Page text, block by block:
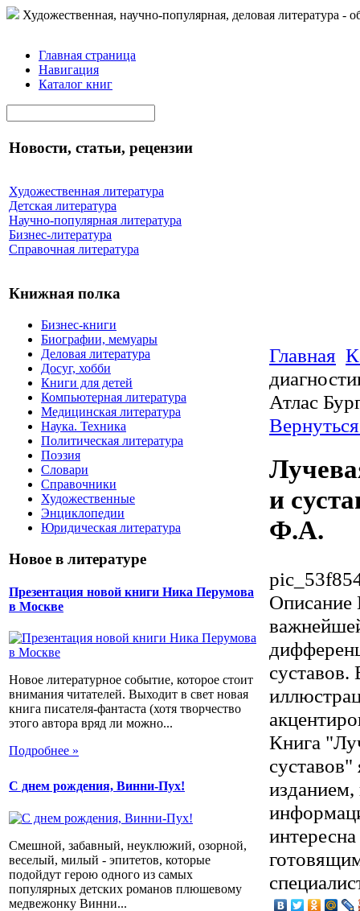
Художественная, научно-популярная, деловая литература -
Главная страница
Навигация
Каталог книг
Новости, статьи, рецензии
Художественная литература
Детская литература
Научно-популярная литература
Бизнес-литература
Справочная литература
Книжная полка
Бизнес-книги
Биографии, мемуары
Деловая литература
Досуг, хобби
Книги для детей
Компьютерная литература
Медицинская литература
Наука. Техника
Политическая литература
Поэзия
Словари
Справочники
Художественные
Энциклопедии
Юридическая литература
Новое в литературе
Презентация новой книги Ника Перумова
в Москве
Новое литературное событие, которое стоит
внимания читателей. Выходит в свет новая
книга писателя-фантаста (хотя творчество
этого автора вряд ли можно...
Подробнее »
С днем рождения, Винни-Пух!
Смешной, забавный, неуклюжий, озорной,
веселый, милый - эпитетов, которые
подойдут герою одного из самых
популярных детских романов плюшевому
медвежонку Винни...
Главная
Атлас
и
Ф.А.
Описание
суставов.
Книга